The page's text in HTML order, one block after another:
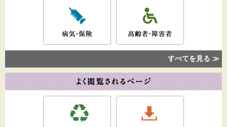
すべてを見る ≫